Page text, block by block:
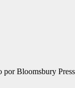
Bloomsbury